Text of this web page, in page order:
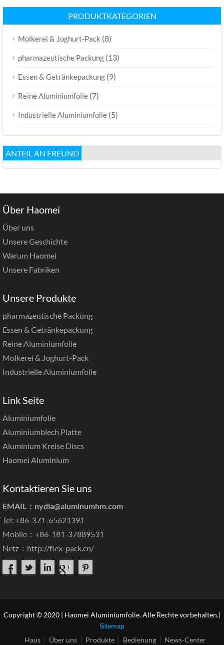
PRODUKTKATEGORIEN
Molkerei & Joghurt-Pack (8)
pharmazeutische Packung (13)
Essen & Getränkepackung (9)
Reine Aluminiumfolie (7)
Industrielle Aluminiumfolie (5)
ANTEIL AN FREUND
Über Haomei
Über uns
Unsere Geschichte
Warum Haomei
Unsere Fabriken
Unsere Produkte
pharmazeutische Packung
Essen & Getränkepackung
Reine Aluminiumfolie
Molkerei & Joghurt-Pack
Industrielle Aluminiumfolie
Link Seite
Aluminiumfolie
Aluminiumblech Platte
Aluminium Kreise Discs
Haomei Aluminium
Kontaktieren Sie uns
EMAIL： nydia@aluminumhm.com
Tel: +86-371-65621391
Mobile：+86-181-37889531
Netz： http://flex-pack.cn/
Copyright © 2020 | Haomei Aluminiumfolie. Alle Rechte vorbehalten.|
Sitemap
Haus
Über uns Produkte Bedienung
News-Center